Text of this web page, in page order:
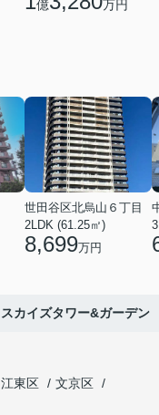
億 万円
世田谷区北烏山６丁目
2LDK (61.25㎡)
8,699万円
スカイズタワー&ガーデン
江東区
文京区